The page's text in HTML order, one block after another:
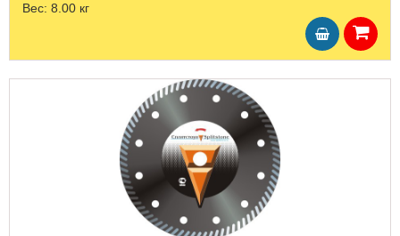
Вес: 8.00 кг